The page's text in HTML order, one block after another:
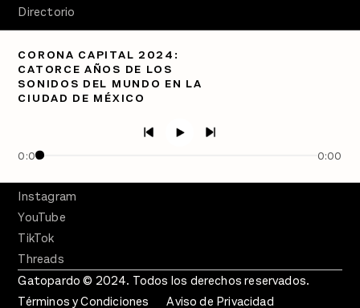
CORONA CAPITAL 2024:
CATORCE AÑOS DE LOS
SONIDOS DEL MUNDO EN LA
CIUDAD DE MÉXICO
0:00 0:00
Directorio
Semanario Gatopardo
En Qué Momento
Crecer en Distopía
Facebook
Instagram
YouTube
TikTok
Threads
Gatopardo © 2024. Todos los derechos reservados.
Términos y Condiciones
Aviso de Privacidad